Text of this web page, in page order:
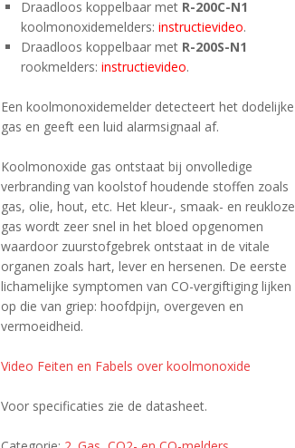
Draadloos koppelbaar met R-200C-N1
koolmonoxidemelders:instructievideo.
Draadloos koppelbaar met R-200S-N1
rookmelders:instructievideo.
Een koolmonoxidemelder detecteert het dodelijke
gas en geeft een luid alarmsignaal af.
Koolmonoxide gas ontstaat bij onvolledige
verbranding van koolstof houdende stoffen zoals
gas, olie, hout, etc. Het kleur-, smaak- en reukloze
gas wordt zeer snel in het bloed opgenomen
waardoor zuurstofgebrek ontstaat in de vitale
organen zoals hart, lever en hersenen. De eerste
lichamelijke symptomen van CO-vergiftiging lijken
op die van griep: hoofdpijn, overgeven en
vermoeidheid.
Video Feiten en Fabels over koolmonoxide
Voor specificaties zie de datasheet.